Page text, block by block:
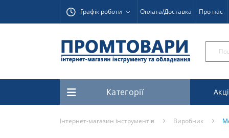
Графік роботи Оплата/Доставка Про нас
Категорії
Інтернет-магазин інструментів Виробник